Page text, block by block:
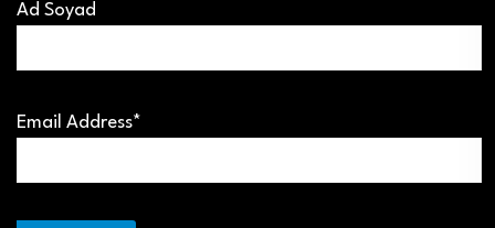
Ad Soyad
Email Address*